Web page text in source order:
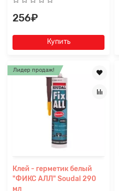
256₽
Купить
Лидер продаж!
Клей - герметик белый
"ФИКС АЛЛ" Soudal 290
мл